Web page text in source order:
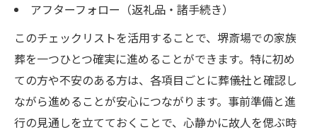
アフターフォロー（返礼品・諸手続き）
このチェックリストを活用することで、堺斎場での家族
葬を一つひとつ確実に進めることができます。特に初め
ての方や不安のある方は、各項目ごとに葬儀社と確認し
ながら進めることが安心につながります。事前準備と進
行の見通しを立てておくことで、心静かに故人を偲ぶ時